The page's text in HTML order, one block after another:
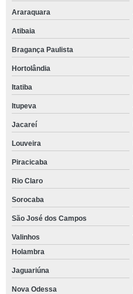
Araraquara
Atibaia
Bragança Paulista
Hortolândia
Itatiba
Itupeva
Jacareí
Louveira
Piracicaba
Rio Claro
Sorocaba
São José dos Campos
Valinhos
Holambra
Jaguariúna
Nova Odessa